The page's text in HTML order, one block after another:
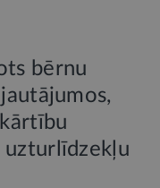
bērnu
uzturlīdzekļu